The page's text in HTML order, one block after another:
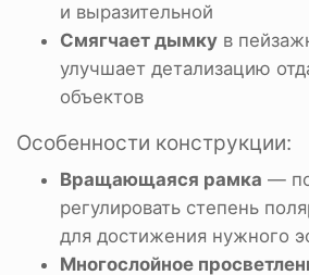
и выразительной
Смягчает дымку в
улучшает детализацию
объектов
Особенности конструкции:
Вращающаяся рамка —
регулировать степень
для достижения нужного
Многослойное